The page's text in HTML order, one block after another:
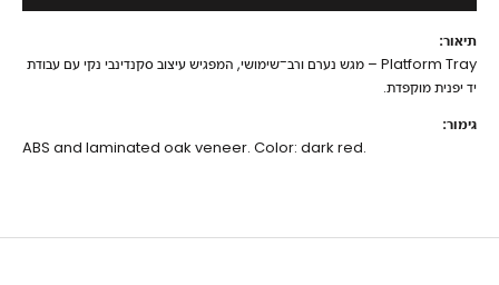
תיאור:
Platform Tray – מגש נערם ורב־שימושי, המפגיש עיצוב סקנדינבי נקי עם עבודת
יד יפנית מוקפדת.
גימור:
ABS and laminated oak veneer. Color: dark red.